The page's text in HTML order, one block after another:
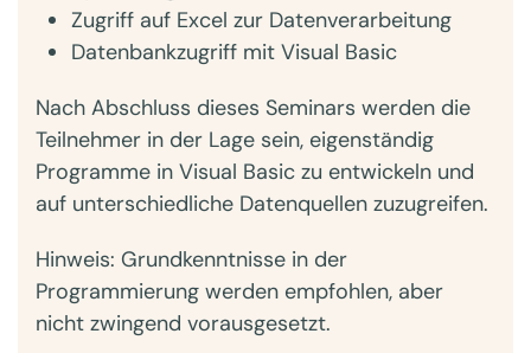
Zugriff auf Excel zur Datenverarbeitung
Datenbankzugriff mit Visual Basic
Nach Abschluss dieses Seminars werden die
Teilnehmer in der Lage sein, eigenständig
Programme in Visual Basic zu entwickeln und
auf unterschiedliche Datenquellen zuzugreifen.
Hinweis: Grundkenntnisse in der
Programmierung werden empfohlen, aber
nicht zwingend vorausgesetzt.